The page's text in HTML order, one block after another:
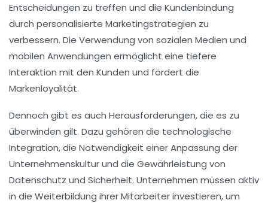
Entscheidungen zu treffen und die Kundenbindung
durch personalisierte Marketingstrategien zu
verbessern. Die Verwendung von sozialen Medien und
mobilen Anwendungen ermöglicht eine tiefere
Interaktion mit den Kunden und fördert die
Markenloyalität.
Dennoch gibt es auch Herausforderungen, die es zu
überwinden gilt. Dazu gehören die technologische
Integration, die Notwendigkeit einer Anpassung der
Unternehmenskulturund die Gewährleistung von
Datenschutz und Sicherheit. Unternehmen müssen aktiv
in die Weiterbildung ihrer Mitarbeiter investieren, um